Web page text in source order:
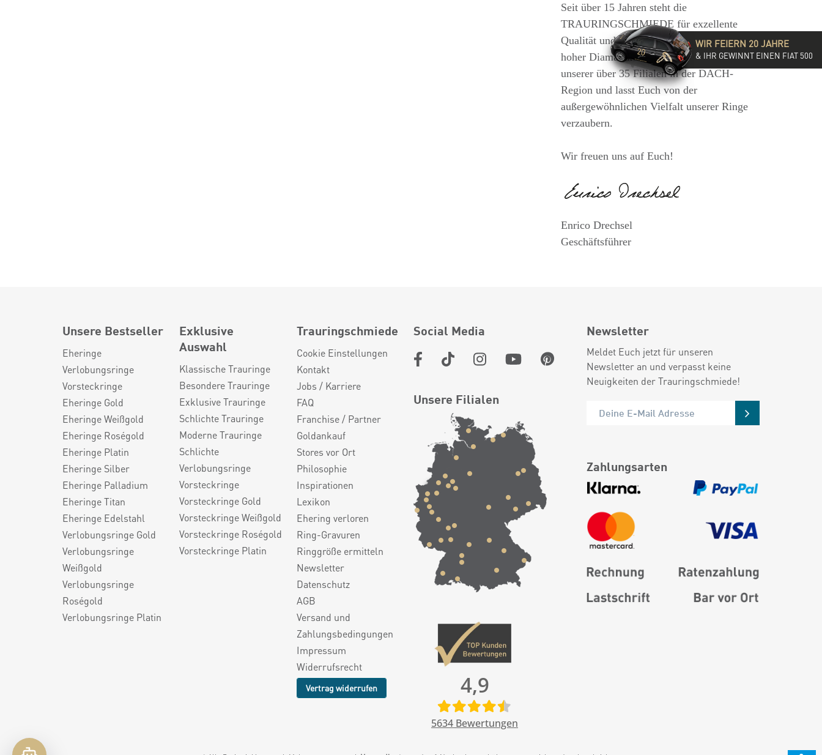
Seit über 15 Jahren steht die
TRAURINGSCHMIEDE für exzellente
Qualität und hochwertige Beratung mit
hoher Diamantkompetenz. Besucht eine
unserer über 35 Filialen in der DACH-
Region und lasst Euch von der
außergewöhnlichen Vielfalt unserer Ringe
verzaubern.
Wir freuen uns auf Euch!
Enrico Drechsel
Geschäftsführer
Unsere Bestseller
Eheringe
Verlobungsringe
Vorsteckringe
Eheringe Gold
Eheringe Weißgold
Eheringe Roségold
Eheringe Platin
Eheringe Silber
Eheringe Palladium
Eheringe Titan
Eheringe Edelstahl
Verlobungsringe Gold
Verlobungsringe
Weißgold
Verlobungsringe
Roségold
Verlobungsringe Platin
Exklusive
Auswahl
Klassische Trauringe
Besondere Trauringe
Exklusive Trauringe
Schlichte Trauringe
Moderne Trauringe
Schlichte
Verlobungsringe
Vorsteckringe
Vorsteckringe Gold
Vorsteckringe Weißgold
Vorsteckringe Roségold
Vorsteckringe Platin
Trauringschmiede
Cookie Einstellungen
Kontakt
Jobs / Karriere
FAQ
Franchise / Partner
Goldankauf
Stores vor Ort
Philosophie
Inspirationen
Lexikon
Ehering verloren
Ring-Gravuren
Ringgröße ermitteln
Newsletter
Datenschutz
AGB
Versand und
Zahlungsbedingungen
Impressum
Widerrufsrecht
Vertrag widerrufen
Social Media
Unsere Filialen
4,9
5634 Bewertungen
Newsletter
Meldet Euch jetzt für unseren
Newsletter an und verpasst keine
Neuigkeiten der Trauringschmiede!
Zahlungsarten
WIR FEIERN 20 JAHRE
& IHR GEWINNT EINEN FIAT 500